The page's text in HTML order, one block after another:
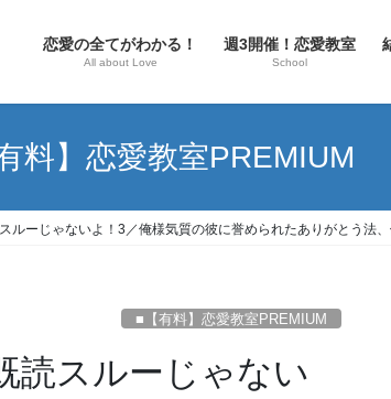
恋愛の全てがわかる！
All about Love
週3開催！恋愛教室
School
料】恋愛教室PREMIUM
ルーじゃないよ！3／俺様気質の彼に誉められたありがとう法
■【有料】恋愛教室PREMIUM
読スルーじゃない